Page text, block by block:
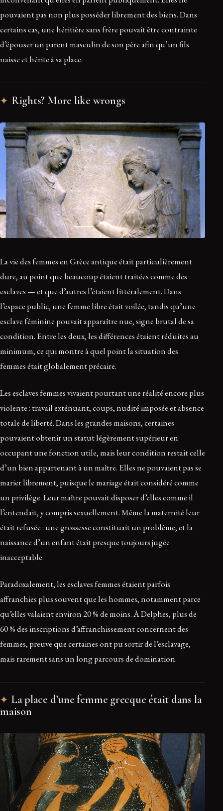
pouvaient pas non plus posséder librement des biens. Dans
certains cas, une héritière sans frère pouvait être contrainte
d’épouser un parent masculin de son père afin qu’un fils
naisse et hérite à sa place.
Rights? More like wrongs
La vie des femmes en Grèce antique était particulièrement
dure, au point que beaucoup étaient traitées comme des
esclaves — et que d’autres l’étaient littéralement. Dans
l’espace public, une femme libre était voilée, tandis qu’une
esclave féminine pouvait apparaître nue, signe brutal de sa
condition. Entre les deux, les différences étaient réduites au
minimum, ce qui montre à quel point la situation des
femmes était globalement précaire.
Les esclaves femmes vivaient pourtant une réalité encore plus
violente : travail exténuant, coups, nudité imposée et absence
totale de liberté. Dans les grandes maisons, certaines
pouvaient obtenir un statut légèrement supérieur en
occupant une fonction utile, mais leur condition restait celle
d’un bien appartenant à un maître. Elles ne pouvaient pas se
marier librement, puisque le mariage était considéré comme
un privilège. Leur maître pouvait disposer d’elles comme il
l’entendait, y compris sexuellement. Même la maternité leur
était refusée : une grossesse constituait un problème, et la
naissance d’un enfant était presque toujours jugée
inacceptable.
Paradoxalement, les esclaves femmes étaient parfois
affranchies plus souvent que les hommes, notamment parce
qu’elles valaient environ 20 % de moins. À Delphes, plus de
60 % des inscriptions d’affranchissement concernent des
femmes, preuve que certaines ont pu sortir de l’esclavage,
mais rarement sans un long parcours de domination.
La place d’une femme grecque était dans la
maison